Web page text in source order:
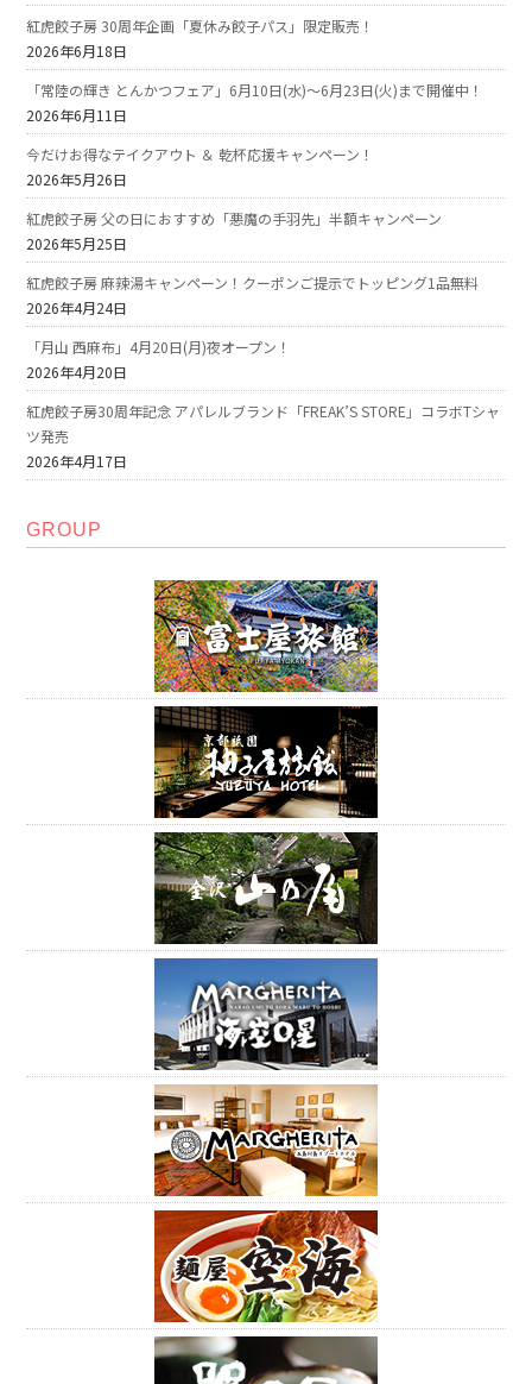
紅虎餃子房 30周年企画「夏休み餃子パス」限定販売！
2026年6月18日
「常陸の輝き とんかつフェア」6月10日(水)～6月23日(火)まで開催中！
2026年6月11日
今だけお得なテイクアウト ＆ 乾杯応援キャンペーン！
2026年5月26日
紅虎餃子房 父の日におすすめ「悪魔の手羽先」半額キャンペーン
2026年5月25日
紅虎餃子房 麻辣湯キャンペーン！クーポンご提示でトッピング1品無料
2026年4月24日
「月山 西麻布」4月20日(月)夜オープン！
2026年4月20日
紅虎餃子房30周年記念 アパレルブランド「FREAK’S STORE」コラボTシャ
ツ発売
2026年4月17日
GROUP